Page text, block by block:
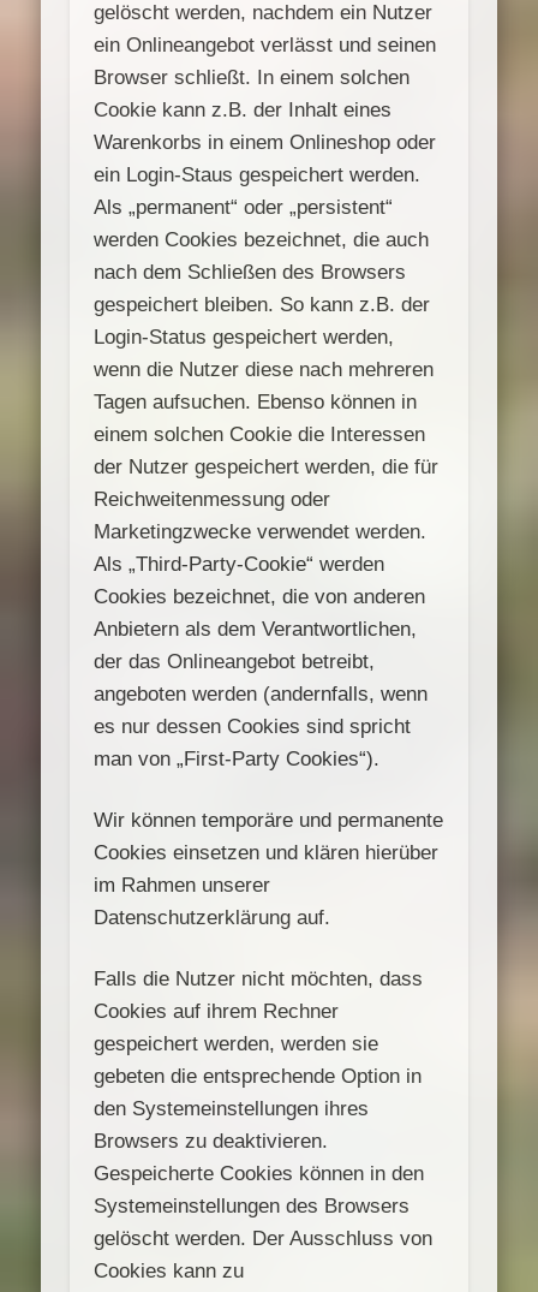
gelöscht werden, nachdem ein Nutzer
ein Onlineangebot verlässt und seinen
Browser schließt. In einem solchen
Cookie kann z.B. der Inhalt eines
Warenkorbs in einem Onlineshop oder
ein Login-Staus gespeichert werden.
Als „permanent“ oder „persistent“
werden Cookies bezeichnet, die auch
nach dem Schließen des Browsers
gespeichert bleiben. So kann z.B. der
Login-Status gespeichert werden,
wenn die Nutzer diese nach mehreren
Tagen aufsuchen. Ebenso können in
einem solchen Cookie die Interessen
der Nutzer gespeichert werden, die für
Reichweitenmessung oder
Marketingzwecke verwendet werden.
Als „Third-Party-Cookie“ werden
Cookies bezeichnet, die von anderen
Anbietern als dem Verantwortlichen,
der das Onlineangebot betreibt,
angeboten werden (andernfalls, wenn
es nur dessen Cookies sind spricht
man von „First-Party Cookies“).
Wir können temporäre und permanente
Cookies einsetzen und klären hierüber
im Rahmen unserer
Datenschutzerklärung auf.
Falls die Nutzer nicht möchten, dass
Cookies auf ihrem Rechner
gespeichert werden, werden sie
gebeten die entsprechende Option in
den Systemeinstellungen ihres
Browsers zu deaktivieren.
Gespeicherte Cookies können in den
Systemeinstellungen des Browsers
gelöscht werden. Der Ausschluss von
Cookies kann zu